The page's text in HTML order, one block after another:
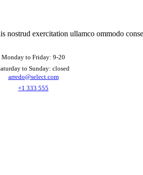
nostrud exercitation ullamco ommodo
Monday to Friday: 9-20
to Sunday: closed
arredo@select.com
+1 333 555